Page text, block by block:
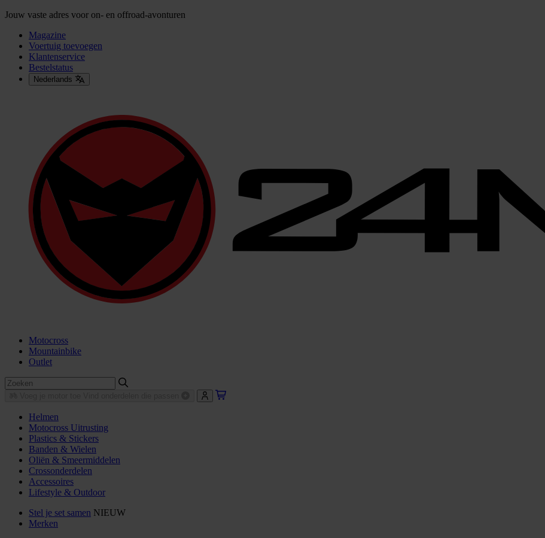
Jouw vaste adres voor on- en offroad-avonturen
Magazine
Voertuig toevoegen
Klantenservice
Bestelstatus
Nederlands
Motocross
Mountainbike
Outlet
Helmen
Motocross Uitrusting
Plastics & Stickers
Banden & Wielen
Oliën & Smeermiddelen
Crossonderdelen
Accessoires
Lifestyle & Outdoor
Stel je set samen NIEUW
Merken